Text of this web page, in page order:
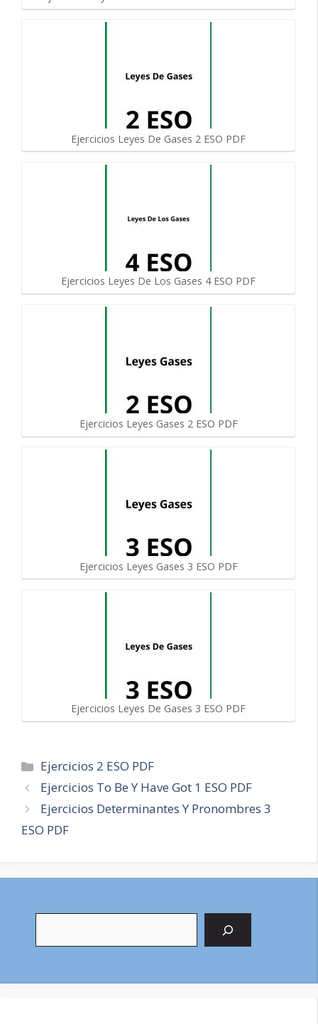
Ejercicios Leyes De Gases 2 ESO PDF
Ejercicios Leyes De Los Gases 4 ESO PDF
Ejercicios Leyes Gases 2 ESO PDF
Ejercicios Leyes Gases 3 ESO PDF
Ejercicios Leyes De Gases 3 ESO PDF
Categorías
Ejercicios 2 ESO PDF
Navegación
de
entradas
Ejercicios To Be Y Have Got 1 ESO PDF
Ejercicios Determinantes Y Pronombres 3
ESO PDF